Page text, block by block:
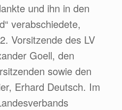
und ihn in den
verabschiedete,
Vorsitzende des LV
Goell, den
sowie den
Erhard Deutsch. Im